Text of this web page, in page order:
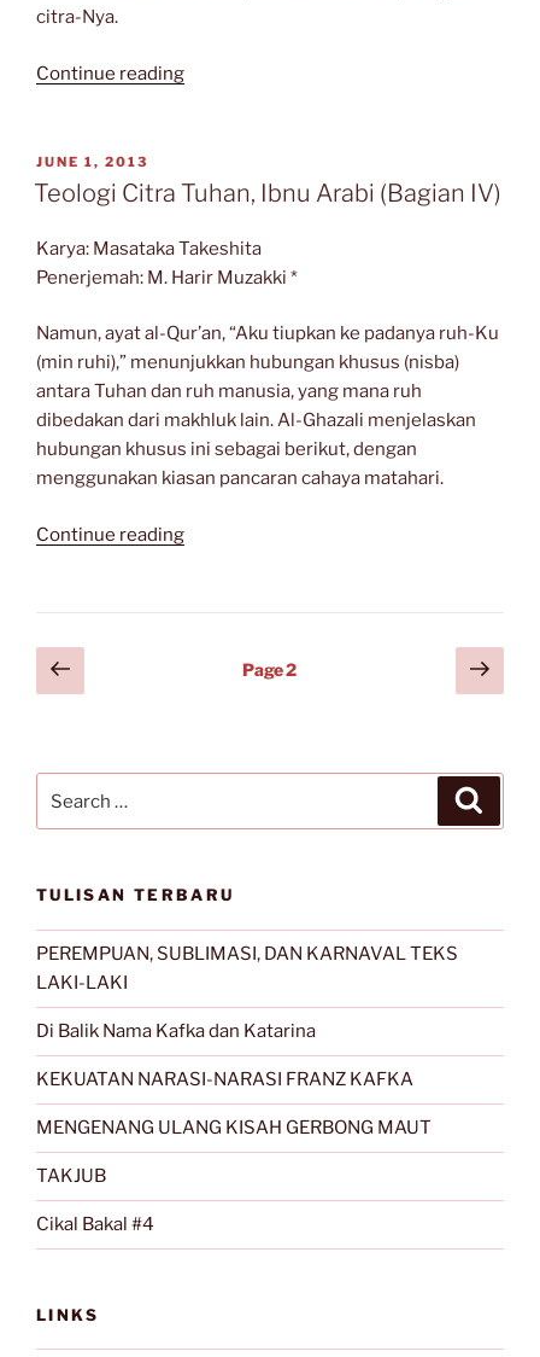
citra-Nya.
Continue reading“Teologi
Arabi
V
Selesai)”
POSTED
ON
JUNE 1, 2013
Teologi Citra Tuhan, Ibnu Arabi (Bagian IV)
Karya: Masataka Takeshita
Penerjemah: M. Harir Muzakki *
Namun, ayat al-Qur’an, “Aku tiupkan ke padanya ruh-Ku
(min ruhi),” menunjukkan hubungan khusus (nisba)
antara Tuhan dan ruh manusia, yang mana ruh
dibedakan dari makhluk lain. Al-Ghazali menjelaskan
hubungan khusus ini sebagai berikut, dengan
menggunakan kiasan pancaran cahaya matahari.
Continue reading“Teologi
Ibnu
(Bagian
Posts
navigation
Previous
page
Page2
Next
page
TULISAN TERBARU
PEREMPUAN, SUBLIMASI, DAN KARNAVAL TEKS
LAKI-LAKI
Di Balik Nama Kafka dan Katarina
KEKUATAN NARASI-NARASI FRANZ KAFKA
MENGENANG ULANG KISAH GERBONG MAUT
TAKJUB
Cikal Bakal #4
LINKS